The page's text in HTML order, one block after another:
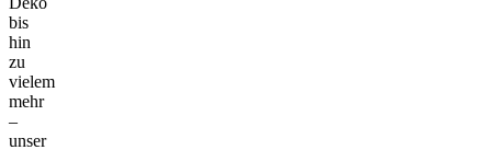
bis
hin
zu
vielem
mehr
–
unser